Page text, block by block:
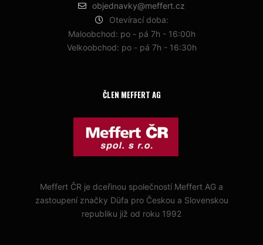
objednavky@meffert.cz
Otevírací doba:
Maloobchod: po - pá 7h - 16:00h
Velkoobchod: po - pá 7h - 16:30h
ČLEN MEFFERT AG
Meffert ČR je dceřinou společností Meffert AG a
zastoupení značky Düfa pro Českou a Slovenskou
republiku již od roku 1992